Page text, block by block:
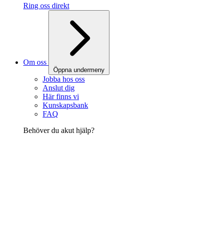
Ring oss direkt
Om oss
Öppna undermeny
Jobba hos oss
Anslut dig
Här finns vi
Kunskapsbank
FAQ
Behöver du akut hjälp?